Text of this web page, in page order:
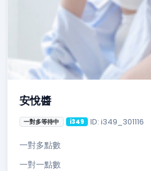
安悅醬
一對多等待中 i349 ID: i349_301116
一對多點數
一對一點數